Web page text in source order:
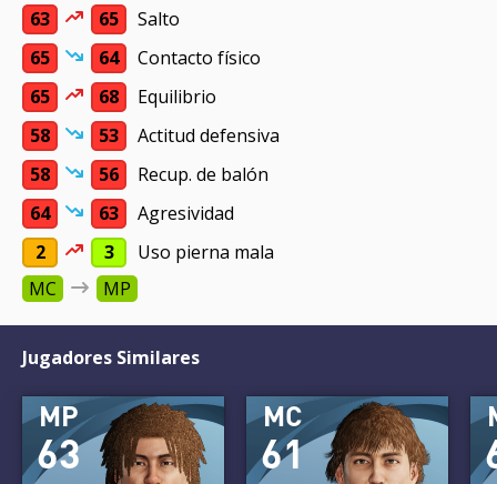
63
65
Salto
65
64
Contacto físico
65
68
Equilibrio
58
53
Actitud defensiva
58
56
Recup. de balón
64
63
Agresividad
2
3
Uso pierna mala
MC
MP
Jugadores Similares
63
MP
61
MC